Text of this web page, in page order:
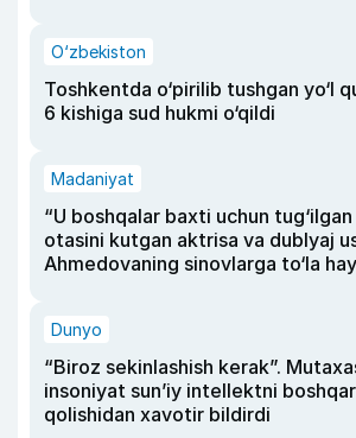
O‘zbekiston
Toshkentda o‘pirilib tushgan yo‘l
6 kishiga sud hukmi o‘qildi
Madaniyat
“U boshqalar baxti uchun
otasini kutgan aktrisa va dublyaj
Ahmedovaning sinovlarga to‘la
Dunyo
“Biroz sekinlashish kerak”.
insoniyat sun’iy intellektni
qolishidan xavotir bildirdi